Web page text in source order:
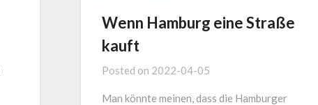
Wenn Hamburg eine Straße
kauft
Posted on 2022-04-05
Man könnte meinen, dass die Hamburger